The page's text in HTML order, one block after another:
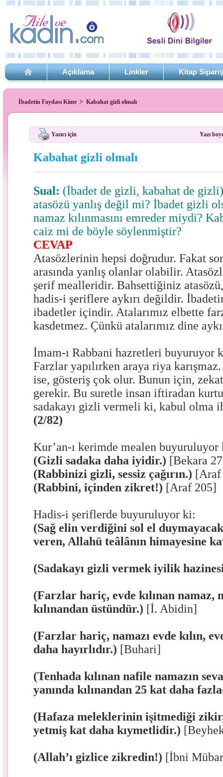
Açıklama Linkler Kitap
İbadetin Faydası Kime > Kabahat gizli olmalı
Yazıcı için Yazı
Kabahat gizli olmalı
Sual: (İbadet de gizli, kabahat de
atasözü yanlış değil mi? İbadet gizli
namaz kılınmasını emreder miydi?
caiz mi de böyle söylenmiştir?
CEVAP
Atasözlerinin hepsi doğrudur. Fakat
arasında yanlış olanlar olabilir.
şerif mealleridir. Bahsettiğiniz
hadis-i şeriflere aykırı değildir.
ibadetler içindir. Atalarımız elbette
kasdetmez. Çünkü atalarımız dine
İmam-ı Rabbani hazretleri buyuruyor
Farzlar yapılırken araya riya
ise, gösteriş çok olur. Bunun için,
gerekir. Bu suretle insan iftiradan
sadakayı gizli vermeli ki, kabul olma
(2/82)
Kur’an-ı kerimde mealen
(Gizli sadaka daha iyidir.) [Bekara
(Rabbinizi gizli, sessiz çağırın.)
(Rabbini, içinden zikret!) [Araf 205]
Hadis-i şeriflerde buyuruluyor ki:
(Sağ elin verdiğini sol el
veren, Allahü teâlânın himayesine
(Sadakayı gizli vermek iyilik
(Farzlar hariç, evde kılınan namaz,
kılınandan üstündür.) [İ. Abidin]
(Farzlar hariç, namazı evde kılın,
daha hayırlıdır.) [Buhari]
(Tenhada kılınan nafile namazın
yanında kılınandan 25 kat daha
(Hafaza meleklerinin işitmediği
yetmiş kat daha kıymetlidir.)
(Allah’ı gizlice zikredin!) [İbni